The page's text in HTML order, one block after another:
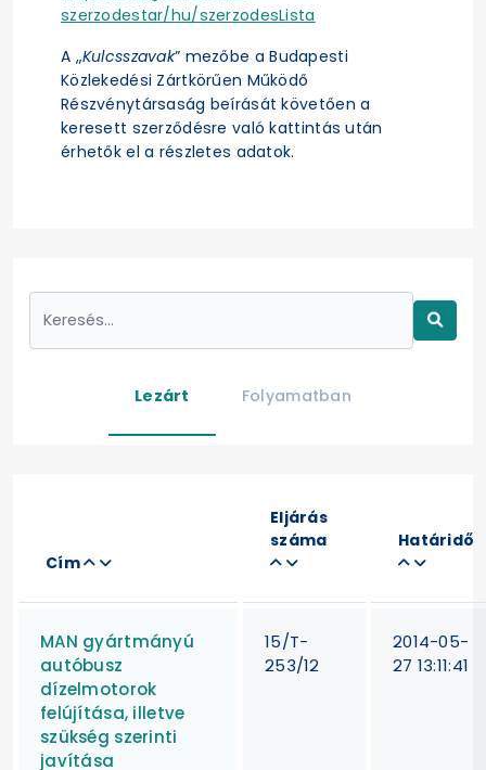
szerzodestar/hu/szerzodesLista
A „Kulcsszavak” mezőbe a Budapesti
Közlekedési Zártkörűen Működő
Részvénytársaság beírását követően a
keresett szerződésre való kattintás után
érhetők el a részletes adatok.
Lezárt Folyamatban
Cím
Eljárás
száma
Határidő
MAN gyártmányú
autóbusz
dízelmotorok
felújítása, illetve
szükség szerinti
javítása
15/T-
253/12
2014-05-
27 13:11:41